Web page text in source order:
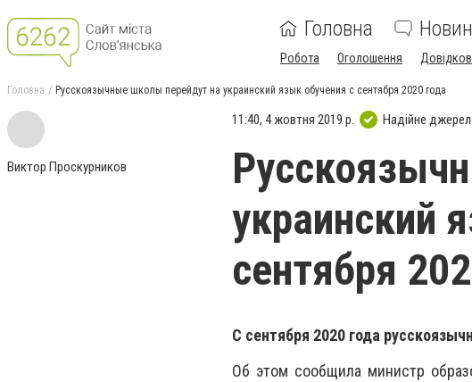
Головна
Робота Оголошення
Головна Русскоязычные школы перейдут на украинский язык обучения с сентября 2020 года
Виктор Проскурников
11:40, 4 жовтня 2019 р. Надійне
украинский
сентября
С сентября 2020 года
Об этом сообщила министр